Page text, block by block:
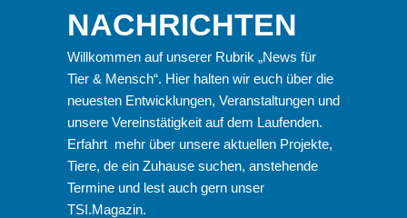
NACHRICHTEN
Willkommen auf unserer Rubrik „News für
Tier & Mensch“. Hier halten wir euch über die
neuesten Entwicklungen, Veranstaltungen und
unsere Vereinstätigkeit auf dem Laufenden.
Erfahrt mehr über unsere aktuellen Projekte,
Tiere, de ein Zuhause suchen, anstehende
Termine und lest auch gern unser
TSI.Magazin.